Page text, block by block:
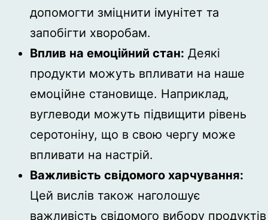
допомогти зміцнити імунітет та
запобігти хворобам.
Вплив на емоційний стан: Деякі
продукти можуть впливати на наше
емоційне становище. Наприклад,
вуглеводи можуть підвищити рівень
серотоніну, що в свою чергу може
впливати на настрій.
Важливість свідомого харчування:
Цей вислів також наголошує
важливість свідомого вибору продуктів